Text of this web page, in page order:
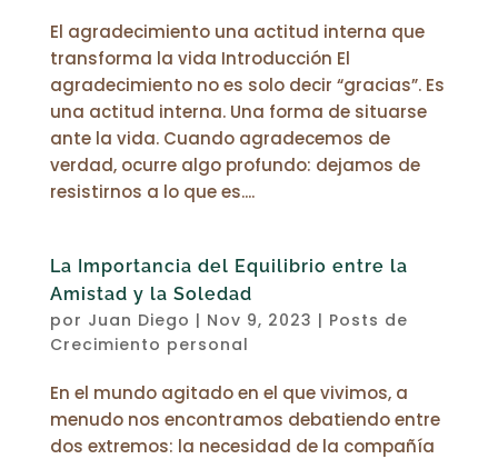
El agradecimiento una actitud interna que
transforma la vida Introducción El
agradecimiento no es solo decir “gracias”. Es
una actitud interna. Una forma de situarse
ante la vida. Cuando agradecemos de
verdad, ocurre algo profundo: dejamos de
resistirnos a lo que es....
La Importancia del Equilibrio entre la
Amistad y la Soledad
por Juan Diego | Nov 9, 2023 | Posts de
Crecimiento personal
En el mundo agitado en el que vivimos, a
menudo nos encontramos debatiendo entre
dos extremos: la necesidad de la compañía